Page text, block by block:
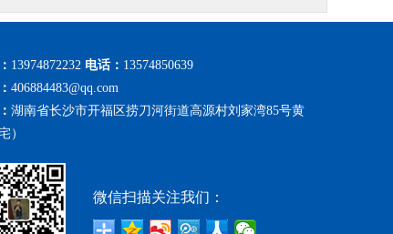
13974872232 电话： 13574850639
406884483@qq.com
湖南省长沙市开福区捞刀河街道高源村刘家湾85号黄
）
微信扫描关注我们：